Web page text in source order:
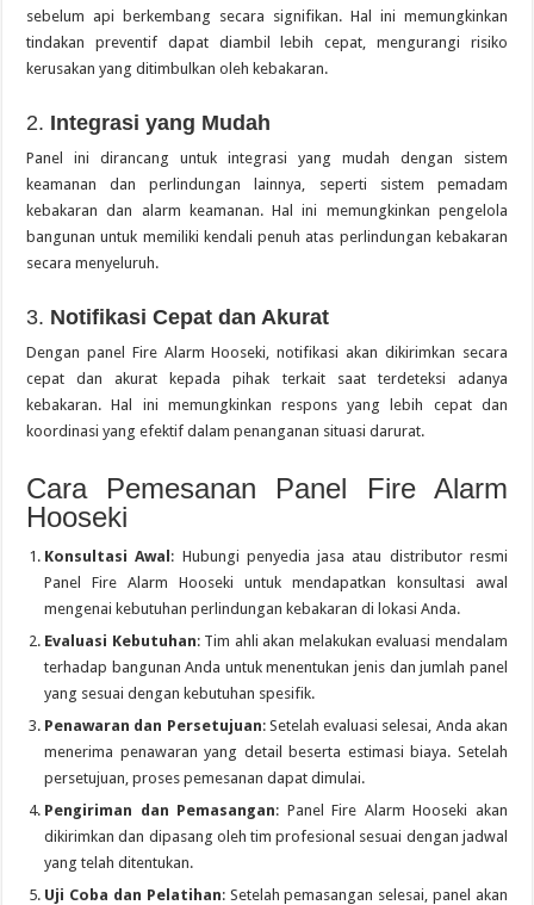
sebelum api berkembang secara signifikan. Hal ini memungkinkan
tindakan preventif dapat diambil lebih cepat, mengurangi risiko
kerusakan yang ditimbulkan oleh kebakaran.
2. Integrasi yang Mudah
Panel ini dirancang untuk integrasi yang mudah dengan sistem
keamanan dan perlindungan lainnya, seperti sistem pemadam
kebakaran dan alarm keamanan. Hal ini memungkinkan pengelola
bangunan untuk memiliki kendali penuh atas perlindungan kebakaran
secara menyeluruh.
3. Notifikasi Cepat dan Akurat
Dengan panel Fire Alarm Hooseki, notifikasi akan dikirimkan secara
cepat dan akurat kepada pihak terkait saat terdeteksi adanya
kebakaran. Hal ini memungkinkan respons yang lebih cepat dan
koordinasi yang efektif dalam penanganan situasi darurat.
Cara Pemesanan Panel Fire Alarm
Hooseki
Konsultasi Awal : Hubungi penyedia jasa atau distributor resmi
Panel Fire Alarm Hooseki untuk mendapatkan konsultasi awal
mengenai kebutuhan perlindungan kebakaran di lokasi Anda.
Evaluasi Kebutuhan: Tim ahli akan melakukan evaluasi mendalam
terhadap bangunan Anda untuk menentukan jenis dan jumlah panel
yang sesuai dengan kebutuhan spesifik.
Penawaran dan Persetujuan: Setelah evaluasi selesai, Anda akan
menerima penawaran yang detail beserta estimasi biaya. Setelah
persetujuan, proses pemesanan dapat dimulai.
Pengiriman dan Pemasangan: Panel Fire Alarm Hooseki akan
dikirimkan dan dipasang oleh tim profesional sesuai dengan jadwal
yang telah ditentukan.
Uji Coba dan Pelatihan: Setelah pemasangan selesai, panel akan